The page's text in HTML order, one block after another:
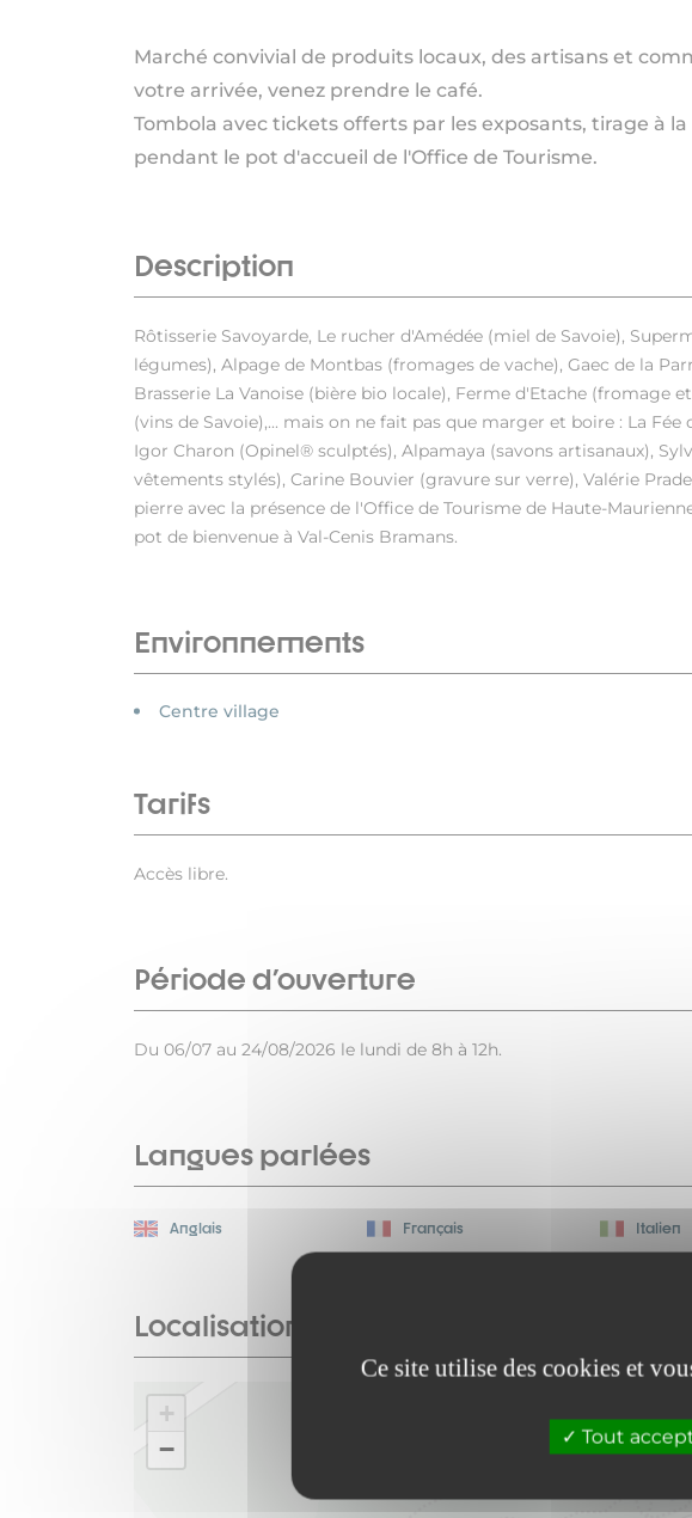
Ce site utilise des cookies et
Tout
Marché convivial de produits locaux, des artisans et
votre arrivée, venez prendre le café.
Tombola avec tickets offerts par les exposants, tirage à
pendant le pot d'accueil de l'Office de Tourisme.
Description
Rôtisserie Savoyarde, Le rucher d'Amédée (miel de Savoie),
légumes), Alpage de Montbas (fromages de vache), Gaec de la
Brasserie La Vanoise (bière bio locale), Ferme d'Etache (fromage
(vins de Savoie),... mais on ne fait pas que marger et boire : La
Igor Charon (Opinel® sculptés), Alpamaya (savons artisanaux),
vêtements stylés), Carine Bouvier (gravure sur verre), Valérie
pierre avec la présence de l'Office de Tourisme de Haute-
pot de bienvenue à Val-Cenis Bramans.
Environnements
Centre village
Tarifs
Accès libre.
Période d'ouverture
Du 06/07 au 24/08/2026 le lundi de 8h à 12h.
Langues parlées
Anglais Français Italien
Localisation
+
−